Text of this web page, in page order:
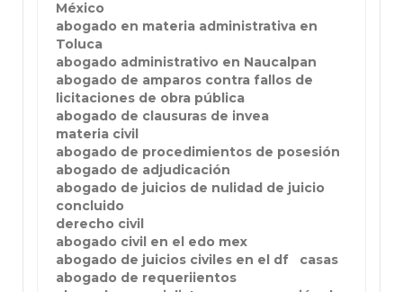
México
abogado en materia administrativa en
Toluca
abogado administrativo en Naucalpan
abogado de amparos contra fallos de
licitaciones de obra pública
abogado de clausuras de invea
materia civil
abogado de procedimientos de posesión
abogado de adjudicación
abogado de juicios de nulidad de juicio
concluido
derecho civil
abogado civil en el edo mex
abogado de juicios civiles en el df
casas
abogado de requeriientos